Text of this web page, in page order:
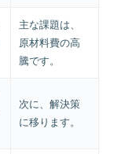
主な課題は、
原材料費の高
騰です。
次に、解決策
に移ります。